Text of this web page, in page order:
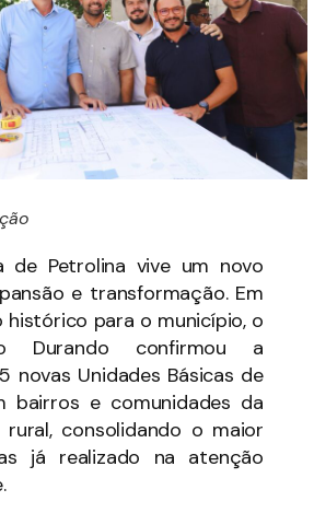
de Petrolina vive um novo
e transformação. Em
histórico para o município, o
Durando confirmou a
novas Unidades Básicas de
bairros e comunidades da
consolidando o maior
já realizado na atenção